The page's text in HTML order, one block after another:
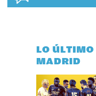
LO ÚLTIMO
MADRID